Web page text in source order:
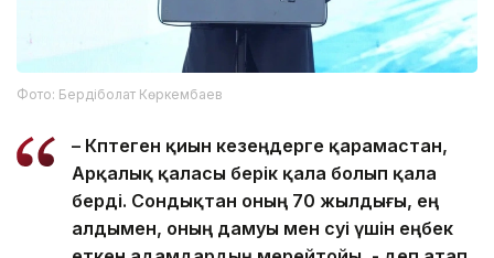
Фото: Бердіболат Көркембаев
– Көптеген қиын кезеңдерге қарамастан,
Арқалық қаласы берік қала болып қала
берді. Сондықтан оның 70 жылдығы, ең
алдымен, оның дамуы мен өсуі үшін еңбек